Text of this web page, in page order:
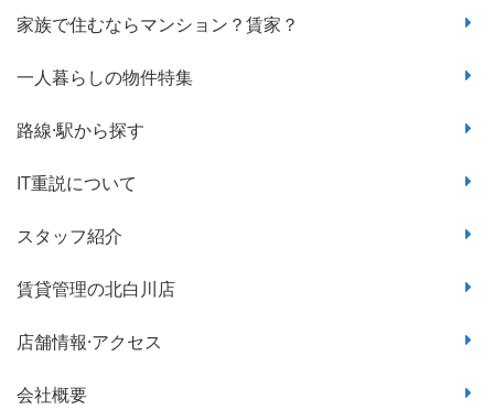
家族で住むならマンション？賃家？
一人暮らしの物件特集
路線·駅から探す
IT重説について
スタッフ紹介
賃貸管理の北白川店
店舗情報·アクセス
会社概要